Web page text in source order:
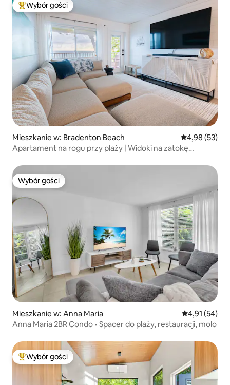
Najpopularniejsze z kategorii Wybór gości
Wybór gości
Mieszkanie w: Bradenton Beach Średnia
4,98 (53)
Apartament na rogu przy plaży | Widoki na zatokę
Wybór gości
Wybór gości
Mieszkanie w: Anna Maria Średnia
4,91 (54)
Anna Maria 2BR Condo • Spacer do plaży, restauracji, molo
Najpopularniejsze z kategorii Wybór gości
Wybór gości